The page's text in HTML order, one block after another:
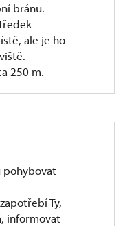
bránu.
ale je ho
250 m.
pohybovat
Ty,
informovat